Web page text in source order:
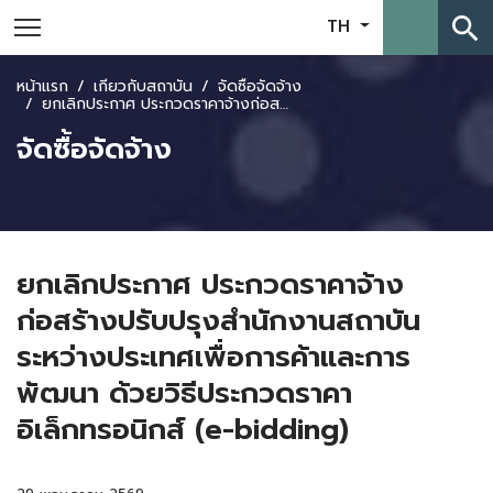
TH search
หน้าแรก เกี่ยวกับสถาบัน จัดซื้อจัดจ้าง
ยกเลิกประกาศ ประกวดราคาจ้างก่อสร้างปรับปรุงสำนักงานสถาบันระหว่างประเทศเพื่อการค้าและการพัฒนา ด้วยวิธีประกวดราคาอิเล็กทรอนิกส์ (e-bidding)
จัดซื้อจัดจ้าง
ยกเลิกประกาศ ประกวดราคาจ้าง
ก่อสร้างปรับปรุงสำนักงานสถาบัน
ระหว่างประเทศเพื่อการค้าและการ
พัฒนา ด้วยวิธีประกวดราคา
อิเล็กทรอนิกส์ (e-bidding)